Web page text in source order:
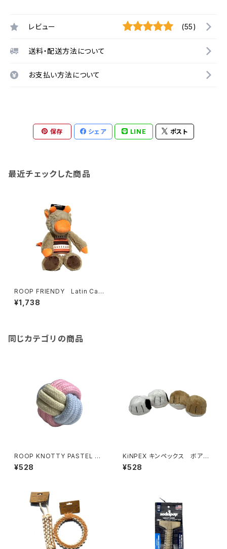
レビュー (55)
送料・配送方法について
お支払い方法について
保存 シェア LINE ポスト
最近チェックした商品
ROOP FRIENDY Latin Catt
le ループ フレンディ ラテンキャ
トル
¥1,738
同じカテゴリの商品
ROOP KNOTTY PASTEL BA
LL ループ ノッティー パステル
ボール
¥528
KiNPEX キンペックス ボアト
ーイ だる足 & ブル足
¥528